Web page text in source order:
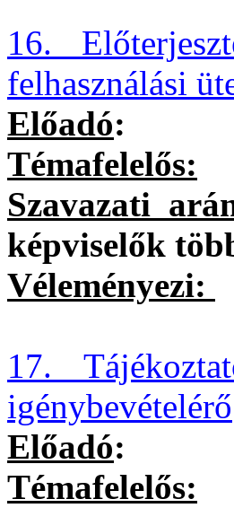
16.
felhasználási
Előadó:
Témafelelős:
Szavazati
képviselők
Véleményezi:
17.
igénybevételérő
Előadó:
Témafelelős: